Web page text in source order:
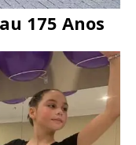
175 Anos